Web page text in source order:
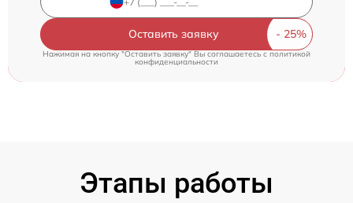
Оставить заявку
Нажимая на кнопку "Оставить заявку" Вы соглашаетесь cполитикой
конфиденциальности
Этапы работы